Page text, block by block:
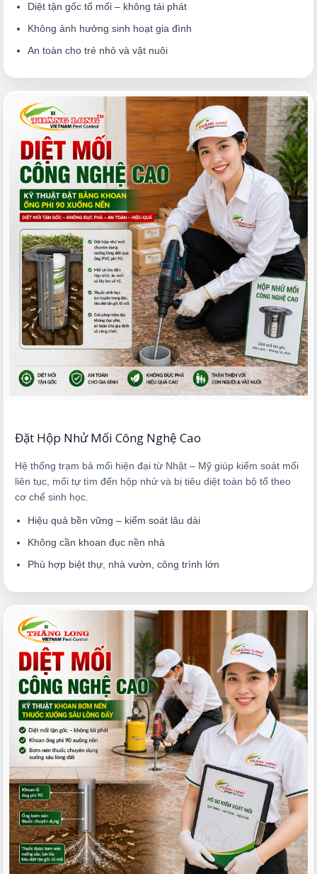
Diệt tận gốc tổ mối – không tái phát
Không ảnh hưởng sinh hoạt gia đình
An toàn cho trẻ nhỏ và vật nuôi
Đặt Hộp Nhử Mối Công Nghệ Cao
Hệ thống trạm bả mối hiện đại từ Nhật – Mỹ giúp kiểm soát mối
liên tục, mối tự tìm đến hộp nhử và bị tiêu diệt toàn bộ tổ theo
cơ chế sinh học.
Hiệu quả bền vững – kiểm soát lâu dài
Không cần khoan đục nền nhà
Phù hợp biệt thự, nhà vườn, công trình lớn